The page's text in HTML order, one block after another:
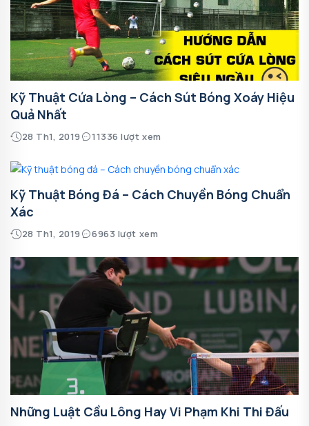
Kỹ Thuật Cứa Lòng – Cách Sút Bóng Xoáy Hiệu
Quả Nhất
28 Th1, 2019 11336 lượt xem
Kỹ Thuật Bóng Đá – Cách Chuyền Bóng Chuẩn
Xác
28 Th1, 2019 6963 lượt xem
Những Luật Cầu Lông Hay Vi Phạm Khi Thi Đấu